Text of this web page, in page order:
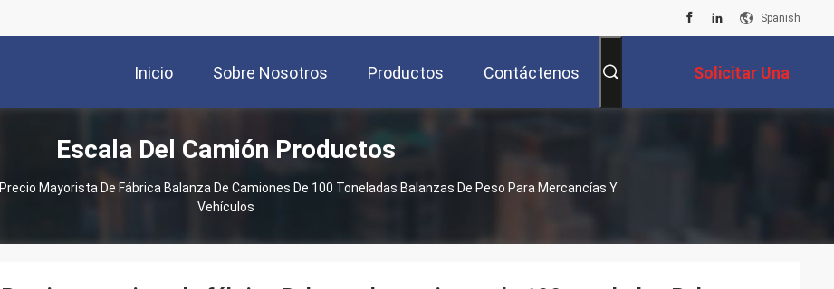
Spanish
Inicio Sobre Nosotros Productos Contáctenos Solicitar Una
Cotización
Escala Del Camión Productos
Precio Mayorista De Fábrica Balanza De Camiones De 100 Toneladas Balanzas De Peso Para Mercancías Y
Vehículos